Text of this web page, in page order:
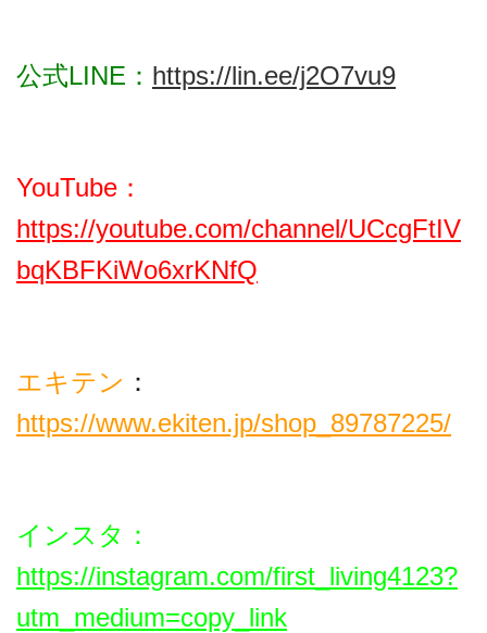
公式LINE： https://lin.ee/j2O7vu9
YouTube：
https://youtube.com/channel/UCcgFtIV
bqKBFKiWo6xrKNfQ
エキテン ：
https://www.ekiten.jp/shop_89787225/
インスタ ：
https://instagram.com/first_living4123?
utm_medium=copy_link